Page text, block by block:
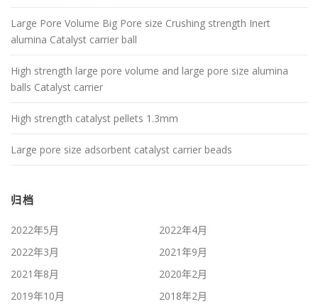
Large Pore Volume Big Pore size Crushing strength Inert
alumina Catalyst carrier ball
High strength large pore volume and large pore size alumina
balls Catalyst carrier
High strength catalyst pellets 1.3mm
Large pore size adsorbent catalyst carrier beads
归档
2022年5月
2022年4月
2022年3月
2021年9月
2021年8月
2020年2月
2019年10月
2018年2月